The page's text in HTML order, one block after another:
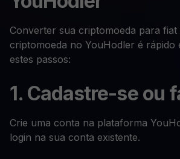
Converter sua criptomoeda para
criptomoeda no YouHodler é rápido
estes passos:
1. Cadastre-se ou
Crie uma conta na plataforma
login na sua conta existente.